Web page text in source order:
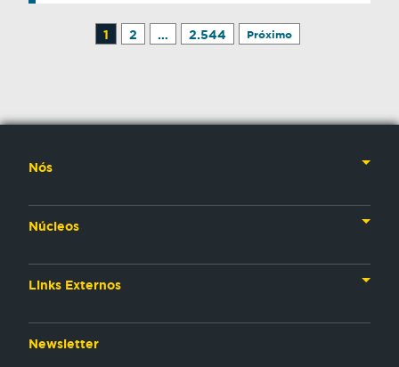
1 2 … 2.544 Próximo
Nós
Núcleos
Links Externos
Newsletter